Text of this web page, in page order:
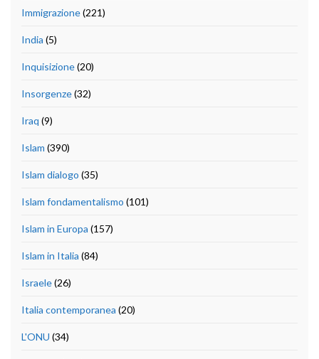
Immigrazione(221)
India (5)
Inquisizione(20)
Insorgenze(32)
Iraq (9)
Islam (390)
Islam dialogo (35)
Islam fondamentalismo (101)
Islam in Europa (157)
Islam in Italia (84)
Israele(26)
Italia contemporanea (20)
L'ONU (34)